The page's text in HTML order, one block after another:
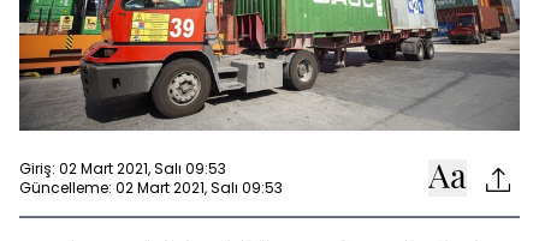
Giriş: 02 Mart 2021, Salı 09:53
Güncelleme: 02 Mart 2021, Salı 09:53